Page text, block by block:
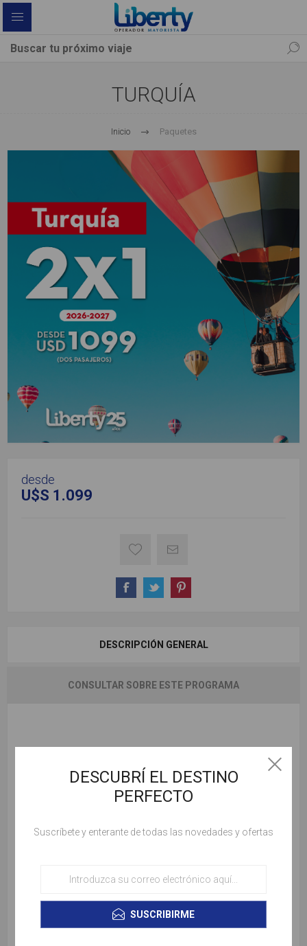
TURQUÍA
Inicio Paquetes
desde
U$S 1.099
DESCRIPCIÓN GENERAL
CONSULTAR SOBRE ESTE PROGRAMA
9 noches en Estambul, Capadocia, Pamukkale y
Kusadasi
Transfer IN/OUT
Tarifa:Desde USD 1.099 para dos personas
Observaciones:Salidas miércoles y sábados — todo
2026–2027.
DESCUBRÍ EL DESTINO
PERFECTO
Suscríbete y enterante de todas las novedades y ofertas
SUSCRIBIRME